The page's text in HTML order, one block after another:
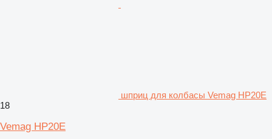
шприц для колбасы Vemag HP20E
18
Vemag HP20E